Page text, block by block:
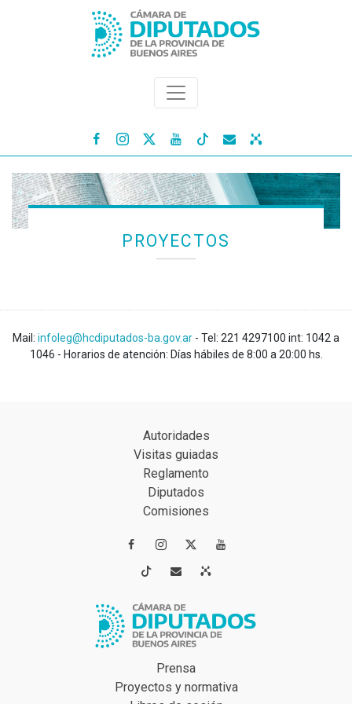
   
PROYECTOS
Mail: infoleg@hcdiputados-ba.gov.ar - Tel: 221 4297100 int: 1042 a
1046 - Horarios de atención: Días hábiles de 8:00 a 20:00 hs.
Autoridades
Visitas guiadas
Reglamento
Diputados
Comisiones
 
 
Prensa
Proyectos y normativa